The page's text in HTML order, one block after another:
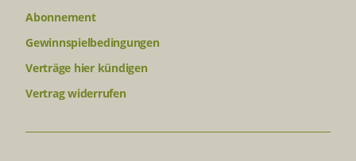
Abonnement
Gewinnspielbedingungen
Verträge hier kündigen
Vertrag widerrufen